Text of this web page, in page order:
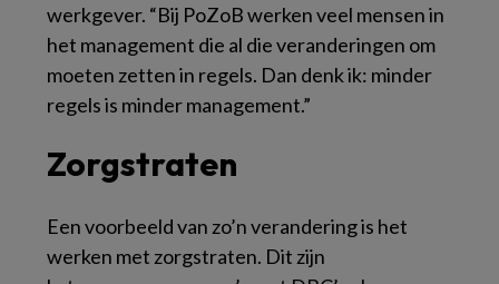
werkgever. “Bij PoZoB werken veel mensen in
het management die al die veranderingen om
moeten zetten in regels. Dan denk ik: minder
regels is minder management.”
Zorgstraten
Een voorbeeld van zo’n verandering is het
werken met zorgstraten. Dit zijn